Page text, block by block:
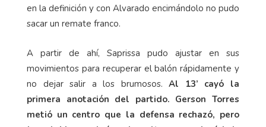
en la definición y con Alvarado encimándolo no pudo
sacar un remate franco.
A partir de ahí, Saprissa pudo ajustar en sus
movimientos para recuperar el balón rápidamente y
no dejar salir a los brumosos.Al 13’ cayó la
primera anotación del partido. Gerson Torres
metió un centro que la defensa rechazó, pero